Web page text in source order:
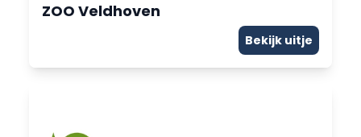
ZOO Veldhoven
Bekijk uitje